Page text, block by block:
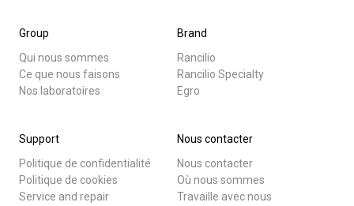
Group
Qui nous sommes
Ce que nous faisons
Nos laboratoires
Brand
Rancilio
Rancilio Specialty
Egro
Support
Politique de confidentialité
Politique de cookies
Service and repair
Nous contacter
Nous contacter
Où nous sommes
Travaille avec nous